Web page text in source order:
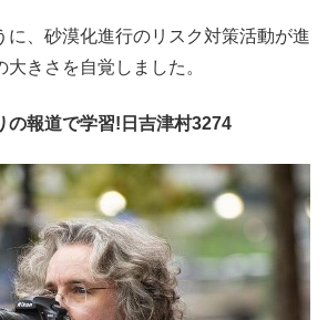
に、砂漠化進行のリスク対策活動が進
きさを自覚しました。
の報道で学習!日吉津村3274